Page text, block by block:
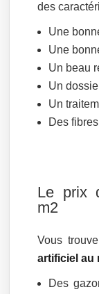
des
Une
Une
Un beau
Un
Un
Des
Le prix
m2
Vous
artificiel au
Des